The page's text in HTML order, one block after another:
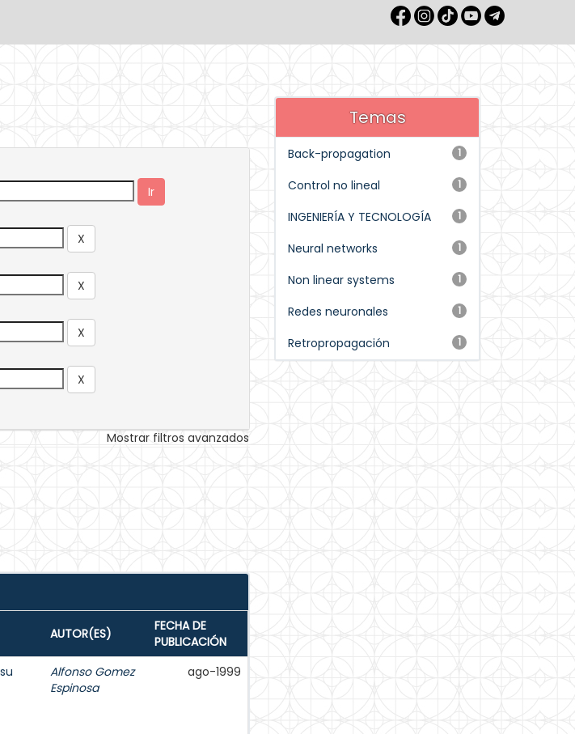
Mostrar filtros avanzados
AUTOR(ES)
FECHA DE
PUBLICACIÓN
Alfonso Gomez
Espinosa
ago-1999
Temas
1
Back-propagation
1
Control no lineal
1
INGENIERÍA Y TECNOLOGÍA
1
Neural networks
1
Non linear systems
1
Redes neuronales
1
Retropropagación